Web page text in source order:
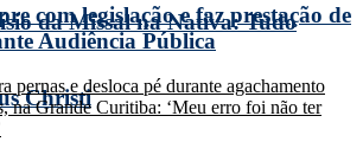
da Missal na Nativa: Tudo
Christi
com legislação e faz prestação de
Audiência Pública